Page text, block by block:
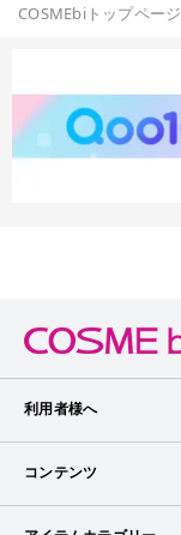
COSMEbiトップページ
利用者様へ
メンバーログイン
コンテンツ
ランキング